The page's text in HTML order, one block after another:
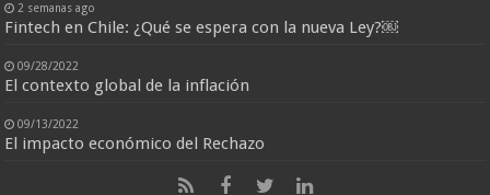
2 semanas ago
Fintech en Chile: ¿Qué se espera con la nueva Ley?￼
09/28/2022
El contexto global de la inflación
09/13/2022
El impacto económico del Rechazo